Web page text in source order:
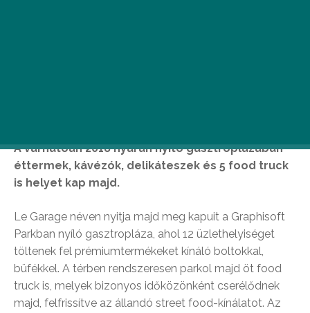
A várhatóan 2018 nyarán nyitó gasztroplázában
éttermek, kávézók, delikáteszek és 5 food truck
is helyet kap majd.
Le Garage néven nyitja majd meg kapuit a Graphisoft
Parkban nyíló gasztropláza, ahol 12 üzlethelyiséget
töltenek fel prémiumtermékeket kínáló boltokkal,
büfékkel. A térben rendszeresen parkol majd öt food
truck is, melyek bizonyos időközönként cserélődnek
majd, felfrissítve az állandó street food-kínálatot. Az